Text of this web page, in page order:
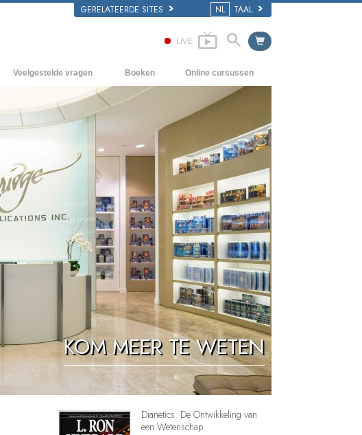
GERELATEERDE SITES NL TAAL
LIVE
Veelgestelde vragen
Achtergrond en Grondbeginselen
Binnen in een Kerk
De organisatie van Scientology
Boeken
Beginnersboeken
Luisterboeken
Introductielezingen
Films
Online cursussen
Hoe men Conflicten moet oplossen
De Drijfveren van het Bestaan
De Componenten van Begrip
Oplossingen voor een Gevaarlijke
Omgeving
Assisten voor Ziektes en Verwondingen
Integriteit en Eerlijkheid
Het Huwelijk
De Toonschaal van Emoties
Oplossingen voor het Drugsprobleem
Kinderen
Hulpmiddelen bij het Dagelijks Werk
Ethiek en de Condities
De Oorzaak van Onderdrukking
KOM MEER TE WETEN
Dianetics: De Ontwikkeling van
een Wetenschap